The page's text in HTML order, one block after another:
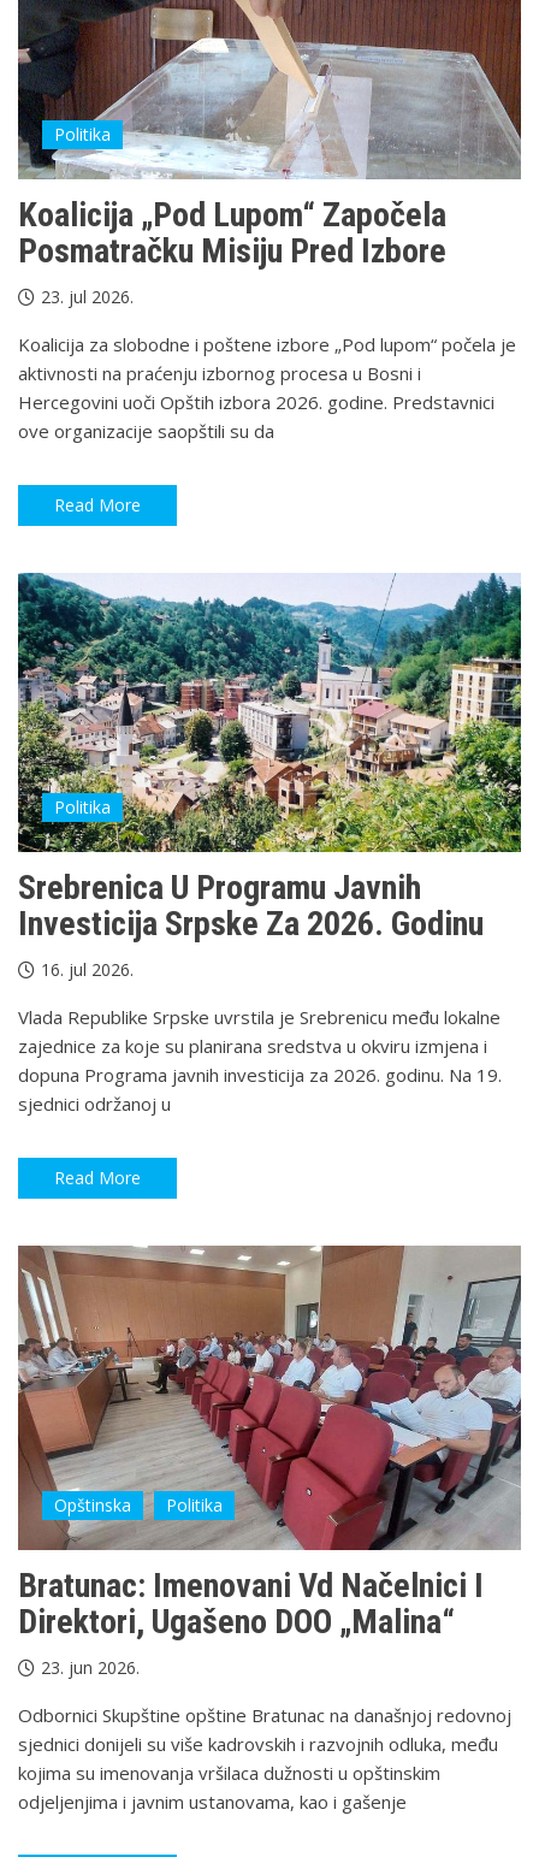
Politika
Koalicija „Pod Lupom“ Započela
Posmatračku Misiju Pred Izbore
23. jul 2026.
Koalicija za slobodne i poštene izbore „Pod lupom“ počela je
aktivnosti na praćenju izbornog procesa u Bosni i
Hercegovini uoči Opštih izbora 2026. godine. Predstavnici
ove organizacije saopštili su da
Read More
Politika
Srebrenica U Programu Javnih
Investicija Srpske Za 2026. Godinu
16. jul 2026.
Vlada Republike Srpske uvrstila je Srebrenicu među lokalne
zajednice za koje su planirana sredstva u okviru izmjena i
dopuna Programa javnih investicija za 2026. godinu. Na 19.
sjednici održanoj u
Read More
Opštinska Politika
Bratunac: Imenovani Vd Načelnici I
Direktori, Ugašeno DOO „Malina“
23. jun 2026.
Odbornici Skupštine opštine Bratunac na današnjoj redovnoj
sjednici donijeli su više kadrovskih i razvojnih odluka, među
kojima su imenovanja vršilaca dužnosti u opštinskim
odjeljenjima i javnim ustanovama, kao i gašenje